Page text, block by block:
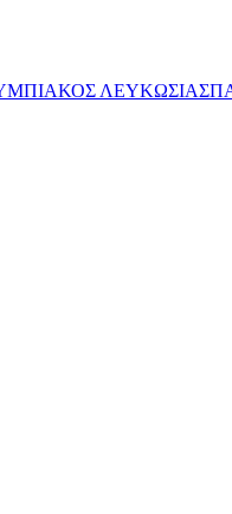
ΛΕΥΚΩΣΙΑΣ